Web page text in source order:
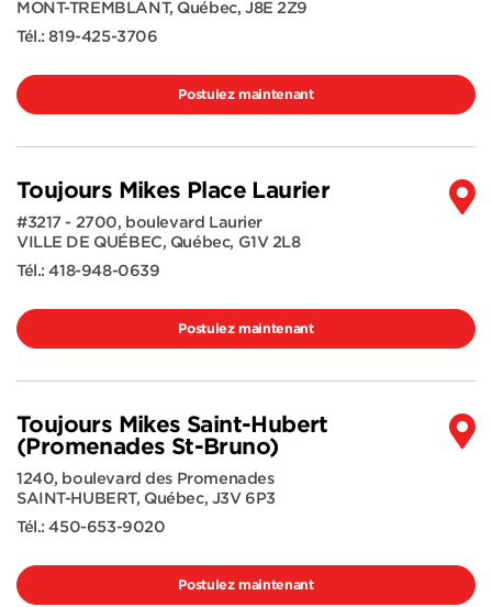
MONT-TREMBLANT, Québec, J8E 2Z9
Tél.:819-425-3706
Postulez maintenant
Toujours Mikes Place Laurier
#3217 - 2700, boulevard Laurier
VILLE DE QUÉBEC, Québec, G1V 2L8
Tél.:418-948-0639
Postulez maintenant
Toujours Mikes Saint-Hubert
(Promenades St-Bruno)
1240, boulevard des Promenades
SAINT-HUBERT, Québec, J3V 6P3
Tél.:450-653-9020
Postulez maintenant